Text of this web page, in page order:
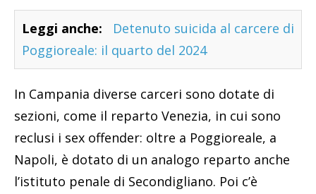
Leggi anche:
Detenuto suicida al carcere di
Poggioreale: il quarto del 2024
In Campania diverse carceri sono dotate di
sezioni, come il reparto Venezia, in cui sono
reclusi i sex offender: oltre a Poggioreale, a
Napoli, è dotato di un analogo reparto anche
l’istituto penale di Secondigliano. Poi c’è